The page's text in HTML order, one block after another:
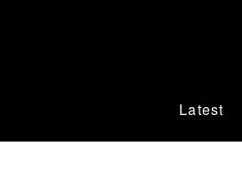
Latest